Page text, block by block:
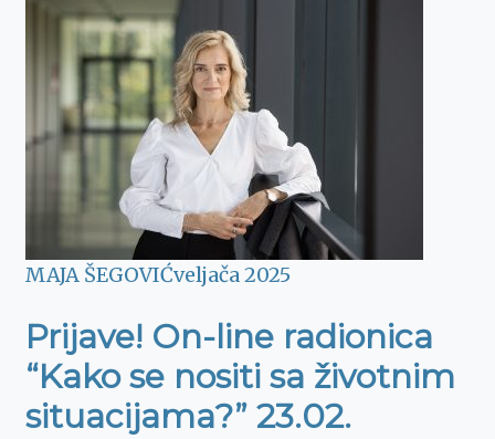
MAJA ŠEGOVIĆveljača 2025
Prijave! On-line radionica
“Kako se nositi sa životnim
situacijama?” 23.02.